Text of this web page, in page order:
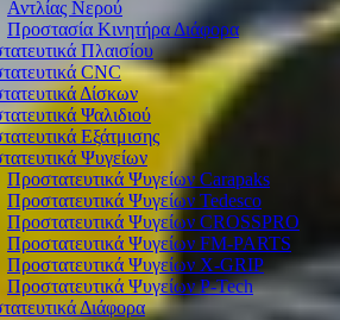
Αντλίας Νερού
Προστασία Κινητήρα Διάφορα
Πλαισίου
CNC
Δίσκων
Ψαλιδιού
Εξάτμισης
Ψυγείων
Προστατευτικά Ψυγείων Carapaks
Προστατευτικά Ψυγείων Tedesco
Προστατευτικά Ψυγείων CROSSPRO
Προστατευτικά Ψυγείων FM-PARTS
Προστατευτικά Ψυγείων X-GRIP
Προστατευτικά Ψυγείων P-Tech
Διάφορα